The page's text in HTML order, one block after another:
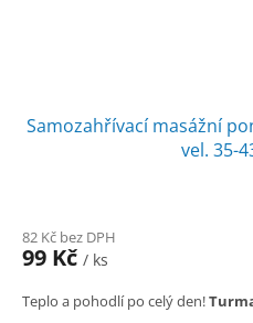
Samozahřívací masážní
vel. 35-
82 Kč bez DPH
99 Kč / ks
Teplo a pohodlí po celý den!